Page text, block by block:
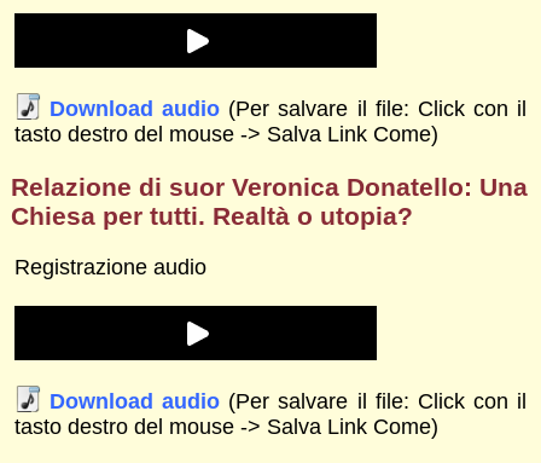
Download audio (Per salvare il file: Click con il
tasto destro del mouse -> Salva Link Come)
Relazione di suor Veronica Donatello: Una
Chiesa per tutti. Realtà o utopia?
Registrazione audio
Download audio (Per salvare il file: Click con il
tasto destro del mouse -> Salva Link Come)